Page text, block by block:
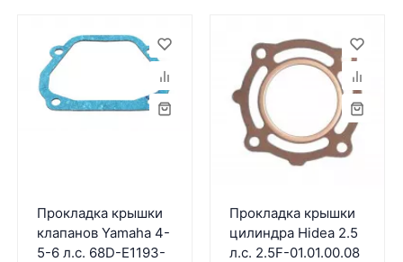
Прокладка крышки
клапанов Yamaha 4-
5-6 л.с. 68D-E1193-
Прокладка крышки
цилиндра Hidea 2.5
л.с. 2.5F-01.01.00.08